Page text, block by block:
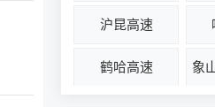
沪昆高速
鹤哈高速 象